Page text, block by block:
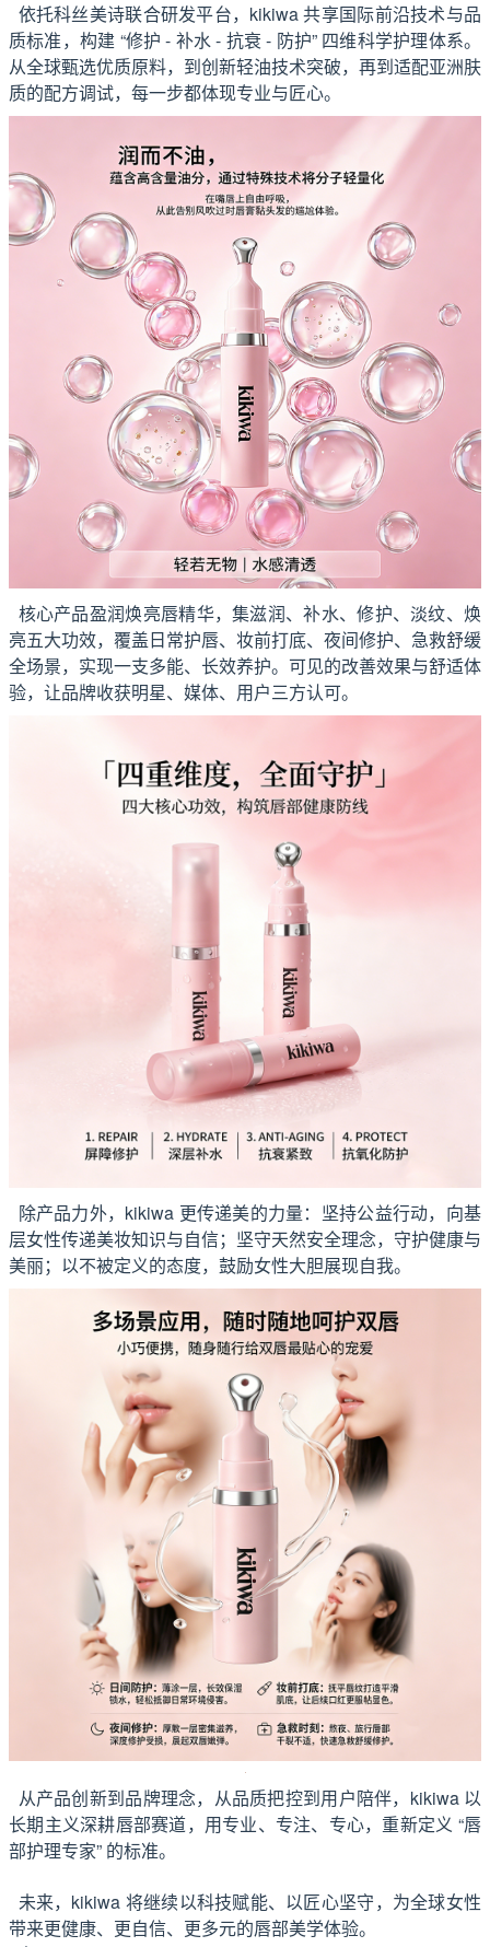
依托科丝美诗联合研发平台，kikiwa 共享国际前沿技术与品
质标准，构建 “修护 - 补水 - 抗衰 - 防护” 四维科学护理体系。
从全球甄选优质原料，到创新轻油技术突破，再到适配亚洲肤
质的配方调试，每一步都体现专业与匠心。
核心产品盈润焕亮唇精华，集滋润、补水、修护、淡纹、焕
亮五大功效，覆盖日常护唇、妆前打底、夜间修护、急救舒缓
全场景，实现一支多能、长效养护。可见的改善效果与舒适体
验，让品牌收获明星、媒体、用户三方认可。
除产品力外，kikiwa 更传递美的力量：坚持公益行动，向基
层女性传递美妆知识与自信；坚守天然安全理念，守护健康与
美丽；以不被定义的态度，鼓励女性大胆展现自我。
从产品创新到品牌理念，从品质把控到用户陪伴，kikiwa 以
长期主义深耕唇部赛道，用专业、专注、专心，重新定义 “唇
部护理专家” 的标准。
未来，kikiwa 将继续以科技赋能、以匠心坚守，为全球女性
带来更健康、更自信、更多元的唇部美学体验。